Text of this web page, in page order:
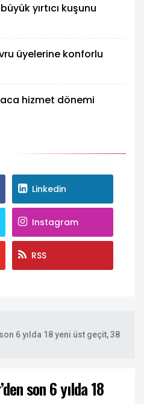
yırtıcı kuşunu
üyelerine konforlu
hizmet dönemi
Linkedin
Instagram
RSS
6 yılda 18 yeni üst geçit, 38
son 6 yılda 18